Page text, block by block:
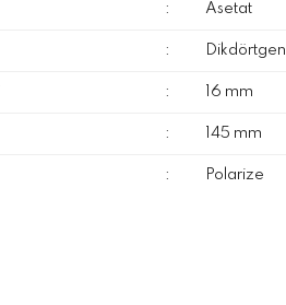
: Asetat
: Dikdörtgen
: 16 mm
: 145 mm
: Polarize